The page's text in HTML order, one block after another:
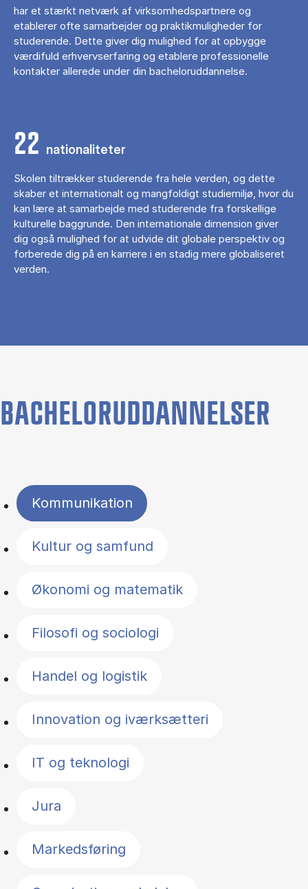
har et stærkt netværk af virksomhedspartnere og
etablerer ofte samarbejder og praktikmuligheder for
studerende. Dette giver dig mulighed for at opbygge
værdifuld erhvervserfaring og etablere professionelle
kontakter allerede under din bacheloruddannelse.
22 nationaliteter
Skolen tiltrækker studerende fra hele verden, og dette
skaber et internationalt og mangfoldigt studiemiljø, hvor du
kan lære at samarbejde med studerende fra forskellige
kulturelle baggrunde. Den internationale dimension giver
dig også mulighed for at udvide dit globale perspektiv og
forberede dig på en karriere i en stadig mere globaliseret
verden.
BACHELORUDDANNELSER
Filter by topics
Kommunikation
Kultur og samfund
Økonomi og matematik
Filosofi og sociologi
Handel og logistik
Innovation og iværksætteri
IT og teknologi
Jura
Markedsføring